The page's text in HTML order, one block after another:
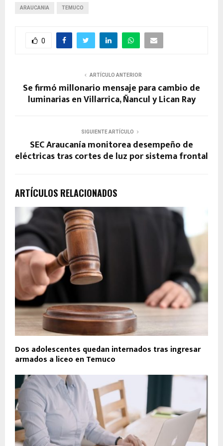
ARAUCANIA TEMUCO
0
ARTÍCULO ANTERIOR
Se firmó millonario mensaje para cambio de
luminarias en Villarrica, Ñancul y Lican Ray
SIGUIENTE ARTÍCULO
SEC Araucanía monitorea desempeño de
eléctricas tras cortes de luz por sistema frontal
ARTÍCULOS RELACIONADOS
Dos adolescentes quedan internados tras ingresar
armados a liceo en Temuco